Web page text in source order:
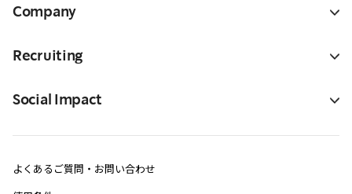
Company
Recruiting
Social Impact
よくあるご質問・お問い合わせ